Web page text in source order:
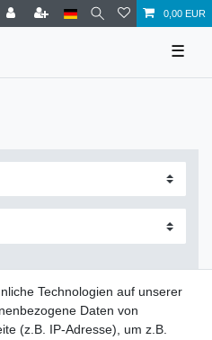
0,00 EUR
☰
Technologien auf unserer
Daten von
(z.B. IP-Adresse), um z.B.